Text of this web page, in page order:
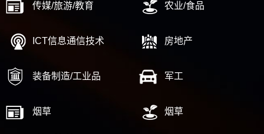
传媒/旅游/教育 农业/食品
ICT信息通信技术 房地产
装备制造/工业品 军工
烟草 烟草